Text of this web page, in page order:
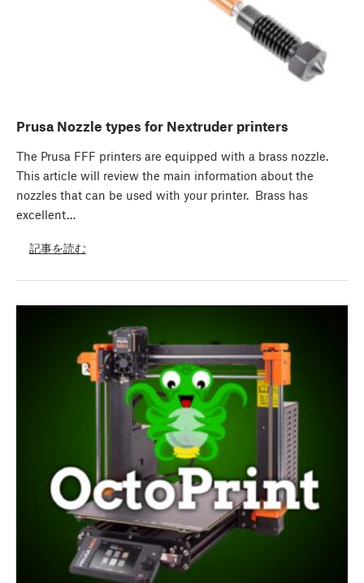
Prusa Nozzle types for Nextruder printers
The Prusa FFF printers are equipped with a brass nozzle.
This article will review the main information about the
nozzles that can be used with your printer. Brass has
excellent…
記事を読む